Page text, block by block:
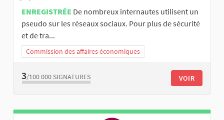
ENREGISTRÉE De nombreux internautes utilisent un
pseudo sur les réseaux sociaux. Pour plus de sécurité
et de tra...
Commission des affaires économiques
3/100 000 SIGNATURES VOIR